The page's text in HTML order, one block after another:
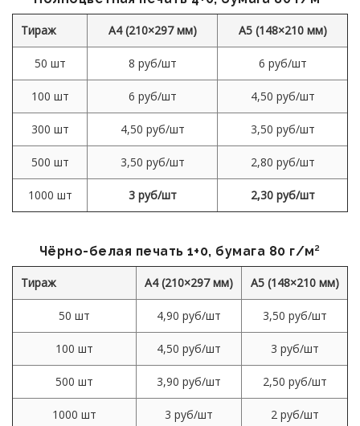
Тираж А4 (210×297 мм) А5 (148×210 мм)
50 шт 8 руб/шт 6 руб/шт
100 шт 6 руб/шт 4,50 руб/шт
300 шт 4,50 руб/шт 3,50 руб/шт
500 шт 3,50 руб/шт 2,80 руб/шт
1000 шт 3 руб/шт 2,30 руб/шт
Чёрно-белая печать 1+0, бумага 80 г/м²
Тираж А4 (210×297 мм) А5 (148×210 мм)
50 шт 4,90 руб/шт 3,50 руб/шт
100 шт 4,50 руб/шт 3 руб/шт
500 шт 3,90 руб/шт 2,50 руб/шт
1000 шт 3 руб/шт 2 руб/шт